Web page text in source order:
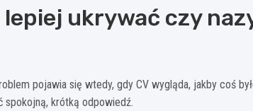
ukrywać czy
pojawia się wtedy, gdy CV wygląda, jakby coś
krótką odpowiedź.